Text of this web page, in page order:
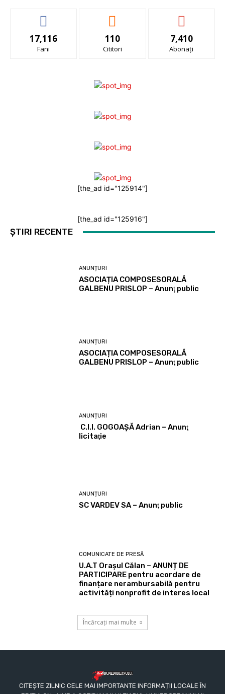
17,116
Fani
110
Cititori
7,410
Abonați
[the_ad id="125914"]
[the_ad id="125916"]
ȘTIRI RECENTE
ANUNȚURI
ASOCIAȚIA COMPOSESORALĂ
GALBENU PRISLOP – Anunţ public
ANUNȚURI
ASOCIAȚIA COMPOSESORALĂ
GALBENU PRISLOP – Anunţ public
ANUNȚURI
C.I.I. GOGOAŞĂ Adrian – Anunţ
licitaţie
ANUNȚURI
SC VARDEV SA – Anunţ public
COMUNICATE DE PRESĂ
U.A.T Orașul Călan – ANUNȚ DE
PARTICIPARE pentru acordare de
finanțare nerambursabilă pentru
activități nonprofit de interes local
Încărcați mai multe
CITEȘTE ZILNIC CELE MAI IMPORTANTE INFORMAȚII LOCALE ÎN